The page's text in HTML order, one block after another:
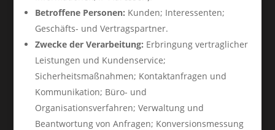
Betroffene Personen: Kunden; Interessenten;
Geschäfts- und Vertragspartner.
Zwecke der Verarbeitung: Erbringung vertraglicher
Leistungen und Kundenservice;
Sicherheitsmaßnahmen; Kontaktanfragen und
Kommunikation; Büro- und
Organisationsverfahren; Verwaltung und
Beantwortung von Anfragen; Konversionsmessung